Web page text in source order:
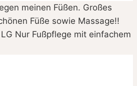
meinen Füßen. Großes
Füße sowie Massage!!
Nur Fußpflege mit einfachem